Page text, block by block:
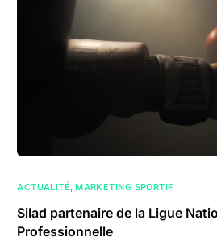
ACTUALITÉ,MARKETING SPORTIF
Silad partenaire de la Ligue
Professionnelle